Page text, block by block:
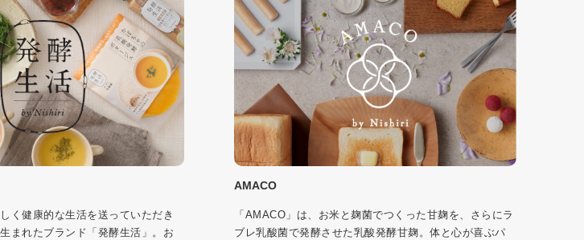
く健康的な生活を送っていただき
まれたブランド「発酵生活」。お
AMACO
「AMACO」は、お米と麹菌でつくった甘麹を、さらにラ
ブレ乳酸菌で発酵させた乳酸発酵甘麹。体と心が喜ぶパ